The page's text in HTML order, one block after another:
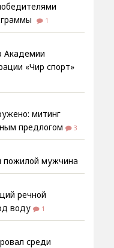
1
Академии
«Чир спорт»
митинг
предлогом
3
пожилой мужчина
речной
воду
1
среди